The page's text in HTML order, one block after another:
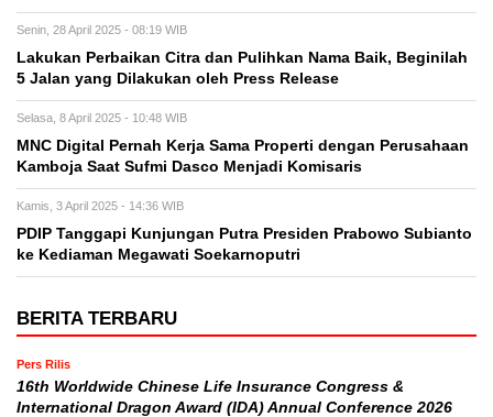
Senin, 28 April 2025 - 08:19 WIB
Lakukan Perbaikan Citra dan Pulihkan Nama Baik, Beginilah
5 Jalan yang Dilakukan oleh Press Release
Selasa, 8 April 2025 - 10:48 WIB
MNC Digital Pernah Kerja Sama Properti dengan Perusahaan
Kamboja Saat Sufmi Dasco Menjadi Komisaris
Kamis, 3 April 2025 - 14:36 WIB
PDIP Tanggapi Kunjungan Putra Presiden Prabowo Subianto
ke Kediaman Megawati Soekarnoputri
BERITA TERBARU
Pers Rilis
16th Worldwide Chinese Life Insurance Congress &
International Dragon Award (IDA) Annual Conference 2026